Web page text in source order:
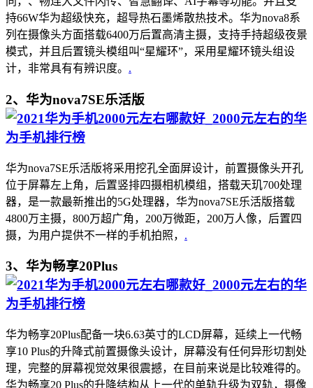
持66W华为超级快充，超导热石墨烯散热技术。华为nova8系
列在摄像头方面搭载6400万后置高清主摄，支持手持超级夜景
模式，并且后置镜头模组叫“星耀环”，采用星耀环镜头组设
计，非常具有有辨识度。 .
2、华为nova7SE乐活版
华为nova7SE乐活版将采用挖孔全面屏设计，前置摄像头开孔
位于屏幕左上角，后置竖排四摄相机模组，搭载天玑700处理
器，是一款最新推出的5G处理器，华为nova7SE乐活版搭载
4800万主摄，800万超广角，200万微距，200万人像，后置四
摄，为用户提供不一样的手机拍照， .
3、华为畅享20Plus
华为畅享20Plus配备一块6.63英寸的LCD屏幕，延续上一代畅
享10 Plus的升降式前置摄像头设计，屏幕没有任何异形切割处
理，完整的屏幕视觉效果很震撼，在目前来说是比较难得的。
华为畅享20 Plus的升降结构从上一代的单轨升级为双轨，摄像